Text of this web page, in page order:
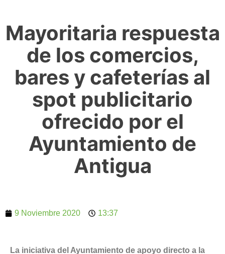
Mayoritaria respuesta
de los comercios,
bares y cafeterías al
spot publicitario
ofrecido por el
Ayuntamiento de
Antigua
9 Noviembre 2020 13:37
La iniciativa del Ayuntamiento de apoyo directo a la